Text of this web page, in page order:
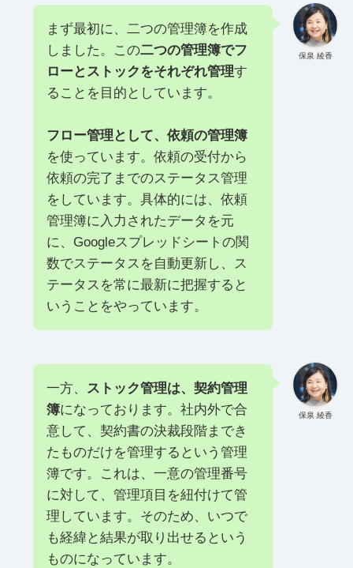
保泉 綾香
まず最初に、二つの管理簿を作成
しました。この二つの管理簿でフ
ローとストックをそれぞれ管理す
ることを目的としています。
フロー管理として、依頼の管理簿
を使っています。依頼の受付から
依頼の完了までのステータス管理
をしています。具体的には、依頼
管理簿に入力されたデータを元
に、Googleスプレッドシートの関
数でステータスを自動更新し、ス
テータスを常に最新に把握すると
いうことをやっています。
保泉 綾香
一方、 ストック管理は、契約管理
簿になっております。社内外で合
意して、契約書の決裁段階までき
たものだけを管理するという管理
簿です。これは、一意の管理番号
に対して、管理項目を紐付けて管
理しています。そのため、いつで
も経緯と結果が取り出せるという
ものになっています。